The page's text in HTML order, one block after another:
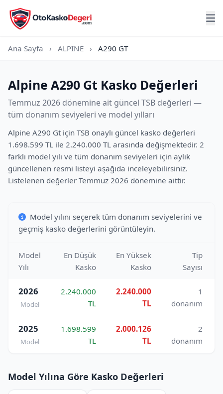
Ana Sayfa › ALPINE › A290 GT
Alpine A290 Gt Kasko Değerleri
Temmuz 2026 dönemine ait güncel TSB değerleri —
tüm donanım seviyeleri ve model yılları
Alpine A290 Gt için TSB onaylı güncel kasko değerleri
1.698.599 TL ile 2.240.000 TL arasında değişmektedir. 2
farklı model yılı ve tüm donanım seviyeleri için aylık
güncellenen resmi listeyi aşağıda inceleyebilirsiniz.
Listelenen değerler Temmuz 2026 dönemine aittir.
Model yılını seçerek tüm donanım seviyelerini ve
geçmiş kasko değerlerini görüntüleyin.
Model
Yılı
En Düşük
Kasko
En Yüksek
Kasko
Tip
Sayısı
2026
Model
2.240.000
TL
2.240.000
TL
1
donanım
2025
Model
1.698.599
TL
2.000.126
TL
2
donanım
Model Yılına Göre Kasko Değerleri